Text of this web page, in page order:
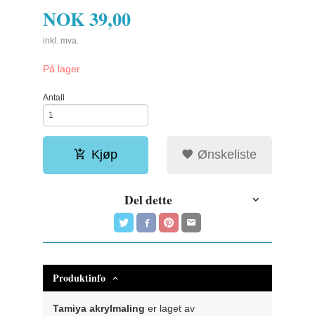
NOK39,00
inkl. mva.
På lager
Antall
Kjøp Ønskeliste
Del dette
Produktinfo
Tamiya akrylmaling er laget av